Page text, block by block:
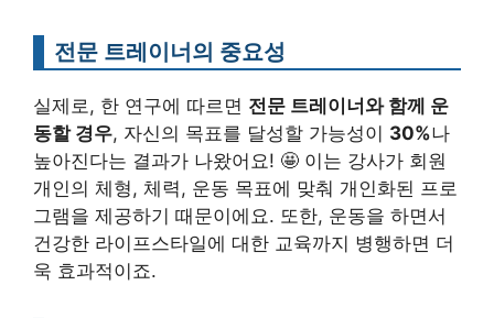
전문 트레이너의 중요성
실제로, 한 연구에 따르면 전문 트레이너와 함께 운
동할 경우, 자신의 목표를 달성할 가능성이 30%나
높아진다는 결과가 나왔어요! 🤩 이는 강사가 회원
개인의 체형, 체력, 운동 목표에 맞춰 개인화된 프로
그램을 제공하기 때문이에요. 또한, 운동을 하면서
건강한 라이프스타일에 대한 교육까지 병행하면 더
욱 효과적이죠.